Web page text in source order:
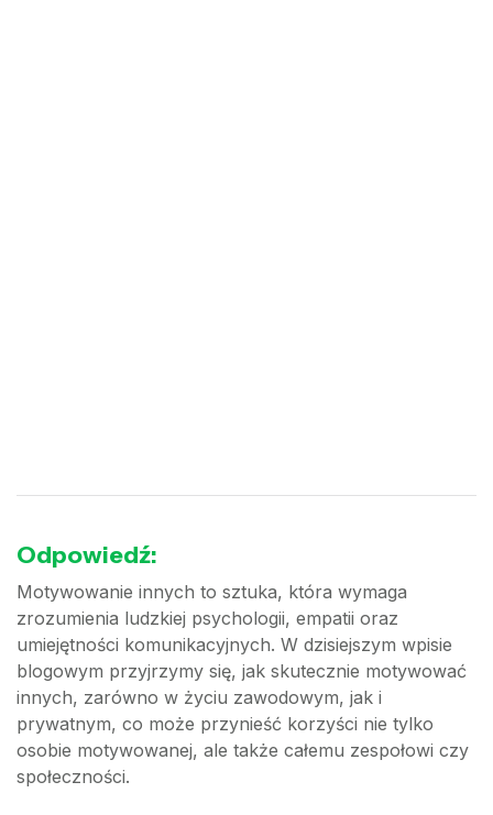
Odpowiedź:
Motywowanie innych to sztuka, która wymaga
zrozumienia ludzkiej psychologii, empatii oraz
umiejętności komunikacyjnych. W dzisiejszym wpisie
blogowym przyjrzymy się, jak skutecznie motywować
innych, zarówno w życiu zawodowym, jak i
prywatnym, co może przynieść korzyści nie tylko
osobie motywowanej, ale także całemu zespołowi czy
społeczności.